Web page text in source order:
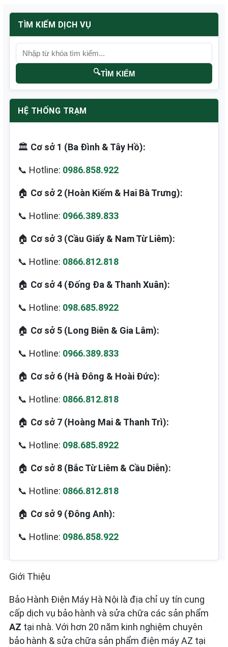
TÌM KIẾM DỊCH VỤ
🔍TÌM KIẾM
HỆ THỐNG TRẠM
🏛️ Cơ sở 1 (Ba Đình & Tây Hồ):
📞 Hotline: 0986.858.922
🏠 Cơ sở 2 (Hoàn Kiếm & Hai Bà Trưng):
📞 Hotline: 0966.389.833
🏠 Cơ sở 3 (Cầu Giấy & Nam Từ Liêm):
📞 Hotline: 0866.812.818
🏠 Cơ sở 4 (Đống Đa & Thanh Xuân):
📞 Hotline: 098.685.8922
🏠 Cơ sở 5 (Long Biên & Gia Lâm):
📞 Hotline: 0966.389.833
🏠 Cơ sở 6 (Hà Đông & Hoài Đức):
📞 Hotline: 0866.812.818
🏠 Cơ sở 7 (Hoàng Mai & Thanh Trì):
📞 Hotline: 098.685.8922
🏠 Cơ sở 8 (Bắc Từ Liêm & Cầu Diễn):
📞 Hotline: 0866.812.818
🏠 Cơ sở 9 (Đông Anh):
📞 Hotline: 0986.858.922
Giới Thiệu
Bảo Hành Điện Máy Hà Nội là địa chỉ uy tín cung
cấp dịch vụ bảo hành và sửa chữa các sản phẩm
AZ tại nhà. Với hơn 20 năm kinh nghiệm chuyên
bảo hành & sửa chữa sản phẩm điện máy AZ tại